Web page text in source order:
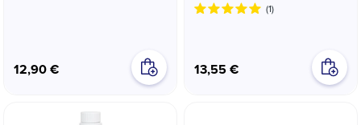
12,90 €
(1)
13,55 €